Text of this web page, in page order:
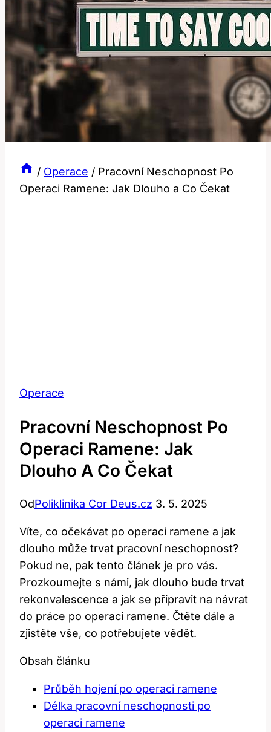
/ Operace / Pracovní Neschopnost Po
Operaci Ramene: Jak Dlouho a Co Čekat
Operace
Pracovní Neschopnost Po
Operaci Ramene: Jak
Dlouho A Co Čekat
OdPoliklinika Cor Deus.cz 3. 5. 2025
Víte, co očekávat po operaci ramene ⁢a jak
dlouho může trvat pracovní⁣ neschopnost?
Pokud‌ ne, pak tento článek je pro ⁣vás.
Prozkoumejte s námi, jak ⁢dlouho bude trvat
rekonvalescence a jak se připravit na návrat
do práce po operaci ramene. Čtěte‌ dále ​a
zjistěte vše, co⁣ potřebujete vědět.
Obsah článku
Průběh hojení‌ po operaci ramene
Délka pracovní neschopnosti po
operaci ramene